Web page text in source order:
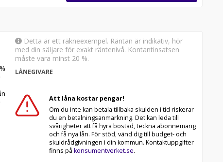
sinnesro under hela leasingperioden. Vi erbjuder
allt till marknadens mest konkurrenskraftiga
%
Detta är ett räkneexempel. Räntan är indikativ, hör
med din säljare för exakt räntenivå. Kontantinsatsen
måste vara minst 20 %.
LÅNEGIVARE
-
Att låna kostar pengar!
Om du inte kan betala tillbaka skulden i tid riskerar
du en betalningsanmärkning. Det kan leda till
svårigheter att få hyra bostad, teckna abonnemang
och få nya lån. För stöd, vänd dig till budget- och
skuldrådgivningen i din kommun. Kontaktuppgifter
finns på konsumentverket.se.